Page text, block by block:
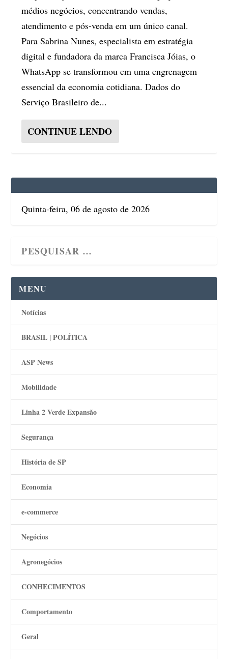
médios negócios, concentrando vendas,
atendimento e pós-venda em um único canal.
Para Sabrina Nunes, especialista em estratégia
digital e fundadora da marca Francisca Jóias, o
WhatsApp se transformou em uma engrenagem
essencial da economia cotidiana. Dados do
Serviço Brasileiro de...
CONTINUE LENDO
Quinta-feira, 06 de agosto de 2026
MENU
Notícias
BRASIL | POLÍTICA
ASP News
Mobilidade
Linha 2 Verde Expansão
Segurança
História de SP
Economia
e-commerce
Negócios
Agronegócios
CONHECIMENTOS
Comportamento
Geral